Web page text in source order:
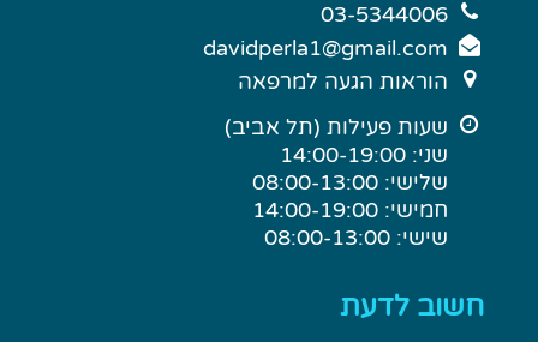
03-5344006
davidperla1@gmail.com
הוראות הגעה למרפאה
שעות פעילות (תל אביב)
שני: 14:00-19:00
שלישי: 08:00-13:00
חמישי: 14:00-19:00
שישי: 08:00-13:00
חשוב לדעת